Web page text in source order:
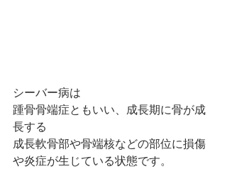
シーバー病は
踵骨骨端症ともいい、成長期に骨が成
長する
成長軟骨部や骨端核などの部位に損傷
や炎症が生じている状態です。